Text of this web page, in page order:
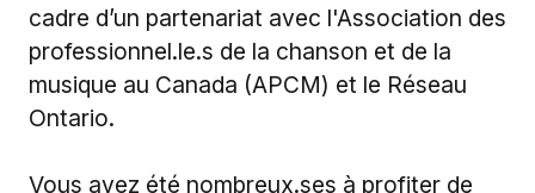
cadre d’un partenariat avec l'Association des
professionnel.le.s de la chanson et de la
musique au Canada (APCM) et le Réseau
Ontario.
Vous avez été nombreux.ses à profiter de